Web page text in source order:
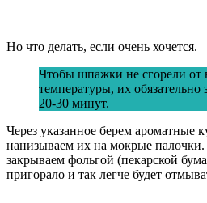
Но что делать, если очень хочется.
Чтобы шпажки не сгорели от
температуры, их обязательно
20-30 минут.
Через указанное берем ароматные
нанизываем их на мокрые
закрываем фольгой (пекарской
пригорало и так легче будет